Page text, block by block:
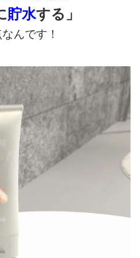
貯水する」
んです！